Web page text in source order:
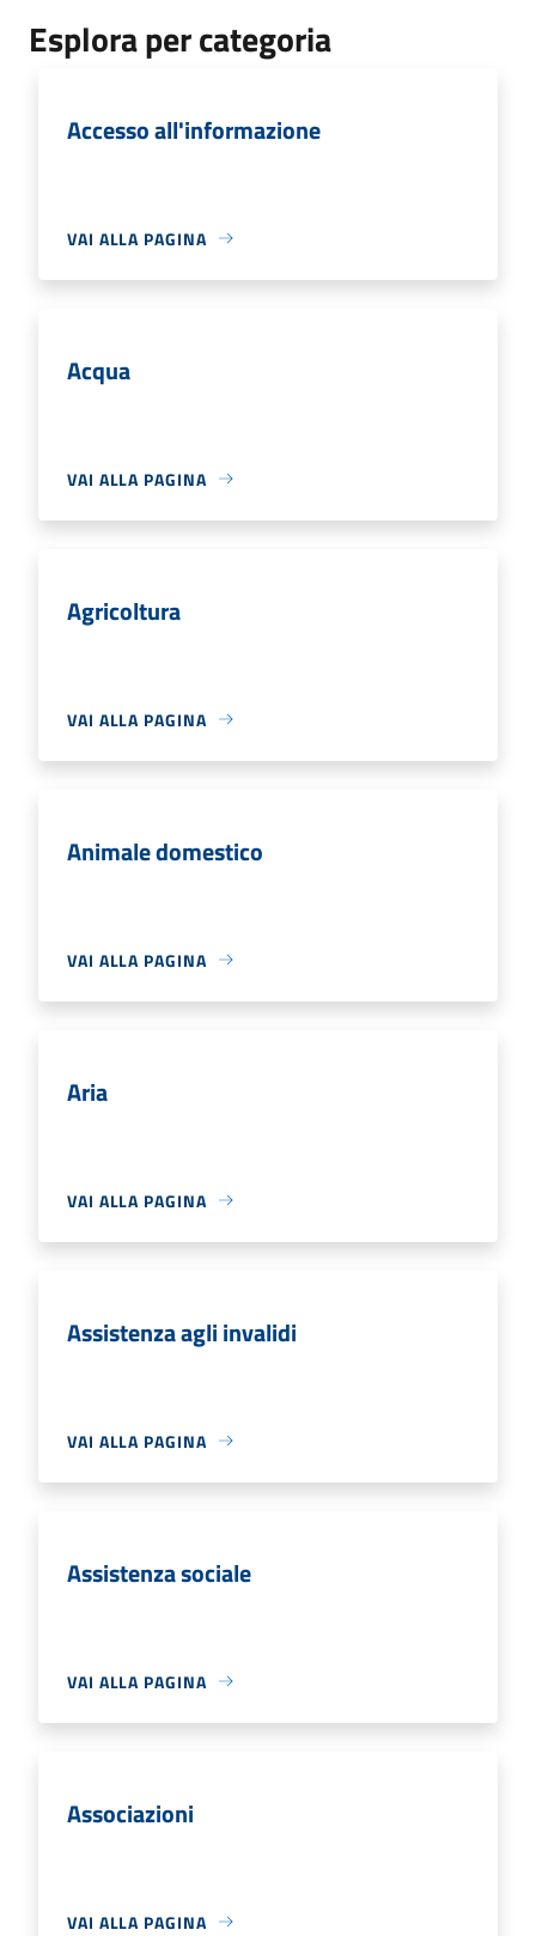
Esplora per categoria
Accesso all'informazione
VAI ALLA PAGINA
Acqua
VAI ALLA PAGINA
Agricoltura
VAI ALLA PAGINA
Animale domestico
VAI ALLA PAGINA
Aria
VAI ALLA PAGINA
Assistenza agli invalidi
VAI ALLA PAGINA
Assistenza sociale
VAI ALLA PAGINA
Associazioni
VAI ALLA PAGINA